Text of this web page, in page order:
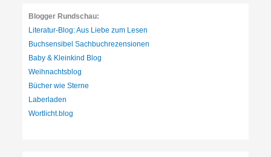
Blogger Rundschau:
Literatur-Blog: Aus Liebe zum Lesen
Buchsensibel Sachbuchrezensionen
Baby & Kleinkind Blog
Weihnachtsblog
Bücher wie Sterne
Laberladen
Wortlicht.blog